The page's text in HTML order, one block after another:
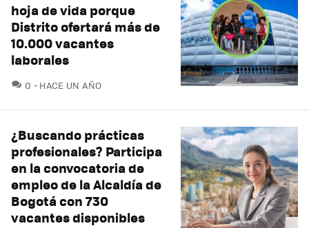
hoja de vida porque
Distrito ofertará más de
10.000 vacantes
laborales
0 COMENTARIOS
HACE UN AÑO
¿Buscando prácticas
profesionales? Participa
en la convocatoria de
empleo de la Alcaldía de
Bogotá con 730
vacantes disponibles